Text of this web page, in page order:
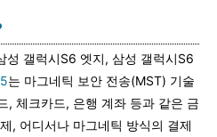
성 갤럭시S6 엣지, 삼성 갤럭시S6
는 마그네틱 보안 전송(MST) 기술
, 체크카드, 은행 계좌 등과 같은 금
, 어디서나 마그네틱 방식의 결제